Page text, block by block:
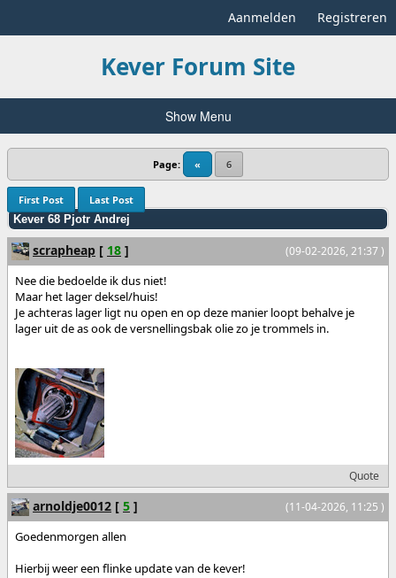
Aanmelden Registreren
Kever Forum Site
Show Menu
Page: « 6
First Post
Last Post
Kever 68 Pjotr Andrej
(09-02-2026, 21:37 )
scrapheap [ 18 ]
Nee die bedoelde ik dus niet!
Maar het lager deksel/huis!
Je achteras lager ligt nu open en op deze manier loopt behalve je
lager uit de as ook de versnellingsbak olie zo je trommels in.
Quote
(11-04-2026, 11:25 )
arnoldje0012 [ 5 ]
Goedenmorgen allen
Hierbij weer een flinke update van de kever!